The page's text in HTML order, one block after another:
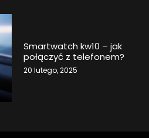
Smartwatch kw10 – jak
połączyć z telefonem?
20 lutego, 2025